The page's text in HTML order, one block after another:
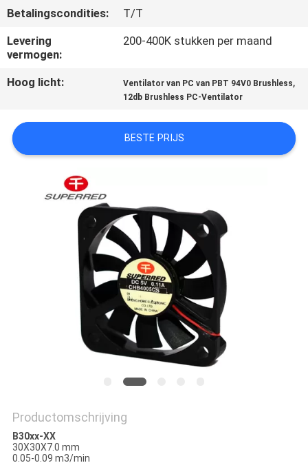
ONS
NIEUWS
OM
EEN
CITAAT
SITEMAP
PRIVACY
Betalingscondities:
T/T
Levering
vermogen:
200-400K stukken per maand
Hoog licht: Ventilator van PC van PBT 94V0 Brushless,
12db Brushless PC-Ventilator
BESTE PRIJS
Productomschrijving
B30xx-XX
30X30X7.0 mm
0.05-0.09 m3/min